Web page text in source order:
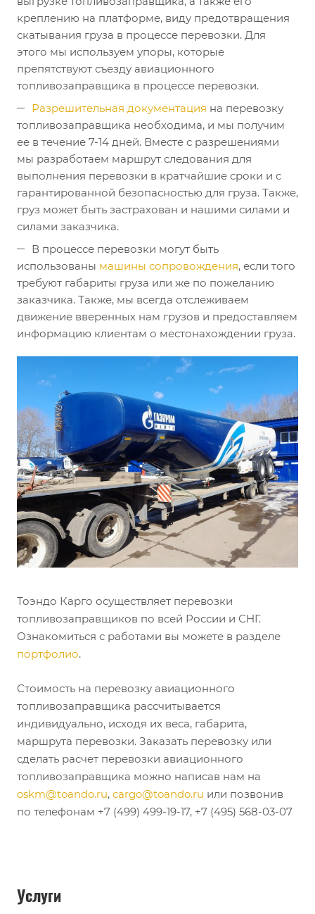
креплению на платформе, виду предотвращения
скатывания груза в процессе перевозки. Для
этого мы используем упоры, которые
препятствуют съезду авиационного
топливозаправщика в процессе перевозки.
Разрешительная документация на перевозку
топливозаправщика необходима, и мы получим
ее в течение 7-14 дней. Вместе с разрешениями
мы разработаем маршрут следования для
выполнения перевозки в кратчайшие сроки и с
гарантированной безопасностью для груза. Также,
груз может быть застрахован и нашими силами и
силами заказчика.
В процессе перевозки могут быть
использованы машины сопровождения, если того
требуют габариты груза или же по пожеланию
заказчика. Также, мы всегда отслеживаем
движение вверенных нам грузов и предоставляем
информацию клиентам о местонахождении груза.
Тоэндо Карго осуществляет перевозки
топливозаправщиков по всей России и СНГ.
Ознакомиться с работами вы можете в разделе
портфолио.
Стоимость на перевозку авиационного
топливозаправщика рассчитывается
индивидуально, исходя их веса, габарита,
маршрута перевозки. Заказать перевозку или
сделать расчет перевозки авиационного
топливозаправщика можно написав нам на
oskm@toando.ru, cargo@toando.ru или позвонив
по телефонам +7 (499) 499-19-17, +7 (495) 568-03-07
Услуги